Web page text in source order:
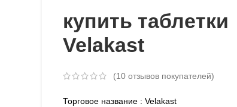
купить таблетки
Velakast
(10отзывов покупателей)
Торговое название : Velakast